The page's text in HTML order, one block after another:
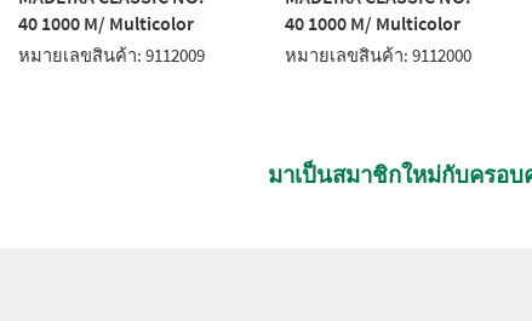
40 1000 M/ Multicolor
หมายเลขสินค้า: 9112009
40 1000 M/ Multicolor
หมายเลขสินค้า: 9112000
มาเป็นสมาชิกใหม่กับครอบ